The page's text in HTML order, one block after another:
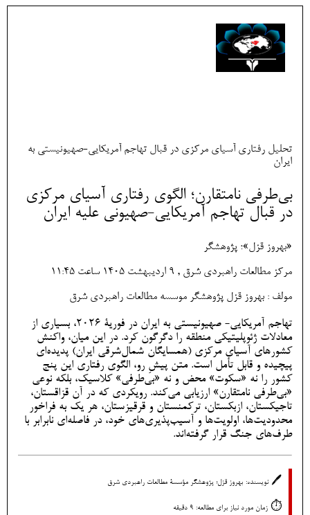
تحلیل رفتاری آسیای مرکزی در قبال تهاجم آمریکایی-صهیونیستی به
ایران
بی‌طرفی نامتقارن؛ الگوی رفتاری آسیای مرکزی
در قبال تهاجم آمریکایی-صهیونی علیه ایران
«بهروز قزل»؛ پژوهشگر
مرکز مطالعات راهبردی شرق , 9 ارديبهشت 1405 ساعت 11:45
مولف : بهروز قزل پژوهشگر موسسه مطالعات راهبردی شرق
تهاجم آمریکایی- صهیونیستی به ایران در فوریۀ ۲۰۲۶، بسیاری از
معادلات ژئوپلیتیکی منطقه را دگرگون کرد. در این میان، واکنش
کشورهای آسیای مرکزی (همسایگان شمال‌شرقی ایران) پدیده‌ای
پیچیده و قابل تأمل است. متن پیشِ رو، الگوی رفتاری این پنج
کشور را نه «سکوت» محض و نه «بی‌طرفی» کلاسیک، بلکه نوعی
«بی‌طرفی نامتقارن» ارزیابی می‌کند. رویکردی که در آن قزاقستان،
تاجیکستان، ازبکستان، ترکمنستان و قرقیزستان، هر یک به فراخور
محدودیت‌ها، اولویت‌ها و آسیب‌پذیری‌های خود، در فاصله‌ای نابرابر با
طرف‌های جنگ قرار گرفته‌اند.
🖊️ نویسنده: بهروز قزل؛ پژوهشگر مؤسسۀ مطالعات راهبردی شرق
⏱️ زمان مورد نیاز برای مطالعه: 9 دقیقه